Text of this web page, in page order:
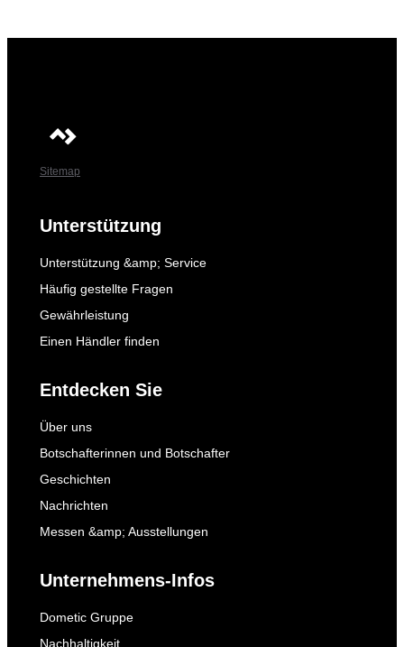
Sitemap
Unterstützung
Unterstützung &amp; Service
Häufig gestellte Fragen
Gewährleistung
Einen Händler finden
Entdecken Sie
Über uns
Botschafterinnen und Botschafter
Geschichten
Nachrichten
Messen &amp; Ausstellungen
Unternehmens-Infos
Dometic Gruppe
Nachhaltigkeit